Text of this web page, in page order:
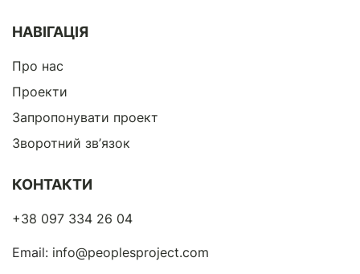
НАВІГАЦІЯ
Про нас
Проекти
Запропонувати проект
Зворотний зв’язок
КОНТАКТИ
+38 097 334 26 04
Email: info@peoplesproject.com